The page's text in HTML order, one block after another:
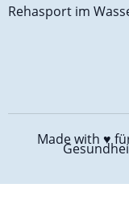
Rehasport im
Made with ♥️